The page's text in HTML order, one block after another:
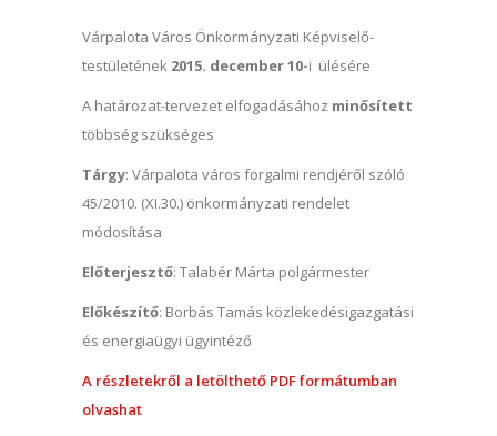
Várpalota Város Önkormányzati Képviselő-
testületének 2015. december 10-i ülésére
A határozat-tervezet elfogadásához minősített
többség szükséges
Tárgy: Várpalota város forgalmi rendjéről szóló
45/2010. (XI.30.) önkormányzati rendelet
módosítása
Előterjesztő: Talabér Márta polgármester
Előkészítő: Borbás Tamás közlekedésigazgatási
és energiaügyi ügyintéző
A részletekről a letölthető PDF formátumban
olvashat